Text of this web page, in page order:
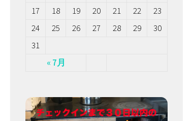
« 7月
17
18 19 20 21 22
23
24
25 26 27 28 29
30
31